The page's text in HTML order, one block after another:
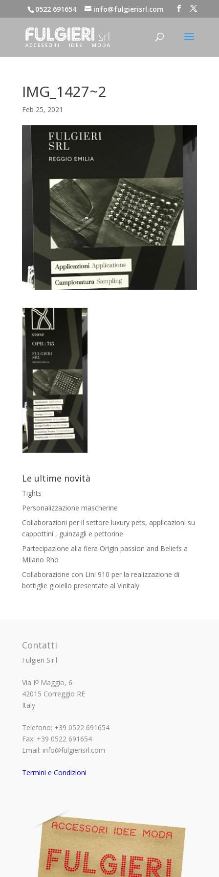
0522 691654 info@fulgierisrl.com
IMG_1427~2
Feb 25, 2021
Le ultime novità
Tights
Personalizzazione mascherine
Collaborazioni per il settore luxury pets, applicazioni su
cappottini , guinzagli e pettorine
Partecipazione alla fiera Origin passion and Beliefs a
MIlano Rho
Collaborazione con Lini 910 per la realizzazione di
bottiglie gioiello presentate al Vinitaly
Contatti
Fulgieri S.r.l.
Via Iᴼ Maggio, 6
42015 Correggio RE
Italy
Telefono: +39 0522 691654
Fax: +39 0522 691654
Email: info@fulgierisrl.com
Termini e Condizioni